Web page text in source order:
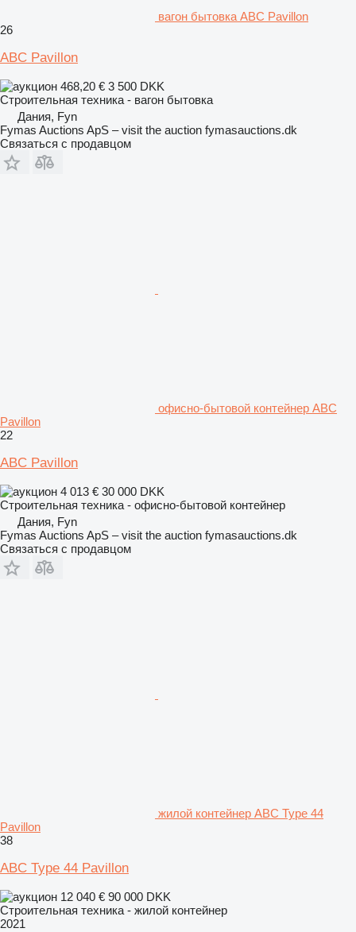
вагон бытовка ABC Pavillon
26
ABC Pavillon
468,20 € 3 500 DKK
Строительная техника - вагон бытовка
Дания, Fyn
Fymas Auctions ApS – visit the auction fymasauctions.dk
Связаться с продавцом
офисно-бытовой контейнер ABC
Pavillon
22
ABC Pavillon
4 013 € 30 000 DKK
Строительная техника - офисно-бытовой контейнер
Дания, Fyn
Fymas Auctions ApS – visit the auction fymasauctions.dk
Связаться с продавцом
жилой контейнер ABC Type 44
Pavillon
38
ABC Type 44 Pavillon
12 040 € 90 000 DKK
Строительная техника - жилой контейнер
2021